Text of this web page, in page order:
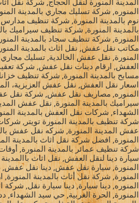
المدينة المنورة لنقل الحجاج, شركة نقل
المنوره, شركة تسليك مجاري بالمدينة
نوم بالمدينة المنورة, شركة تنظيف
بالمدينة المنورة, شركة تنظيف سيراميك
المنورة, شركة تنظيف سجاد بالمدينة
مكاتب نقل عفش, نقل اثاث بالمدينة
المنورة, نقل عفش الخالدية, تسليك
العفش, ارقام دينات نقل عفش, شركة
مسابح بالمدينة المنورة, شركة تنظيف
اسعار نقل العفش, نقل عفش العزيزية،
المنوره, مصاريف نقل عفش, شركة نقل
سيراميك بالمدينة المنورة, نقل عفش
الشهداء, شركات نقل العفش بالمدينة
شركة تنظيف بالمدينة المنورة تويتر,
عفش المدينة المنورة, شركه نقل عفش
المنورة, افضل شركة نقل اثاث بالمدينة
شركة تنظيف عمائر بالمدينة المنورة,
سيارة دينا لنقل العفش, نقل اثاث
المنورة, سيارة نقل عفش, دينا نقل
المنورة, شركة نقل أثاث بالمدينة
المنوره, دينا سيارة, دينا سيارة نقل,
المنورة, الحرة الغربية, حي سيد